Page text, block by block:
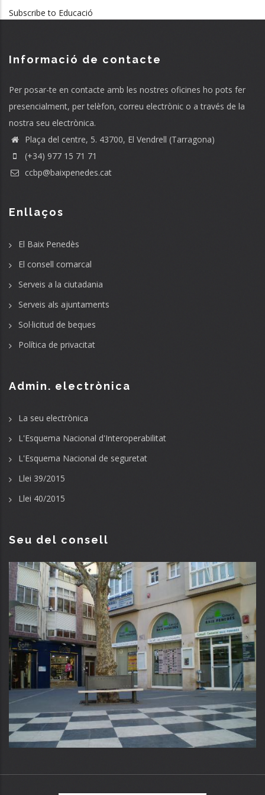
Subscribe to Educació
Informació de contacte
Per posar-te en contacte amb les nostres oficines ho pots fer
presencialment, per telèfon, correu electrònic o a través de la
nostra seu electrònica.
Plaça del centre, 5. 43700, El Vendrell (Tarragona)
(+34) 977 15 71 71
ccbp@baixpenedes.cat
Enllaços
El Baix Penedès
El consell comarcal
Serveis a la ciutadania
Serveis als ajuntaments
Sol·licitud de beques
Política de privacitat
Admin. electrònica
La seu electrònica
L'Esquema Nacional d'Interoperabilitat
L'Esquema Nacional de seguretat
Llei 39/2015
Llei 40/2015
Seu del consell